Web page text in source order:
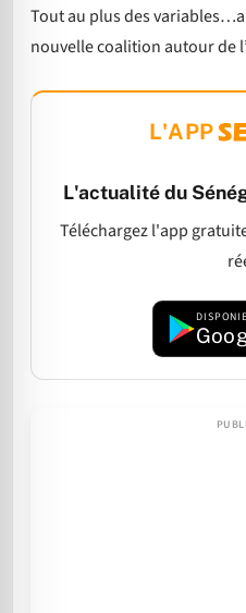
Tout au plus des
nouvelle coalition autour de
L'APP
L'actualité du
Téléchargez l'app